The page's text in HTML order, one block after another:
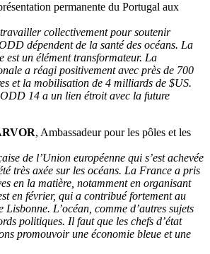
permanente du Portugal aux
collectivement pour soutenir
dépendent de la santé des océans. La
est un élément transformateur. La
a réagi positivement avec près de 700
et la mobilisation de 4 milliards de $US.
14 a un lien étroit avec la future
, Ambassadeur pour les pôles et les
de l’Union européenne qui s’est achevée
très axée sur les océans. La France a pris
en la matière, notamment en organisant
en février, qui a contribué fortement au
Lisbonne. L’océan, comme d’autres sujets
politiques. Il faut que les chefs d’état
promouvoir une économie bleue et une